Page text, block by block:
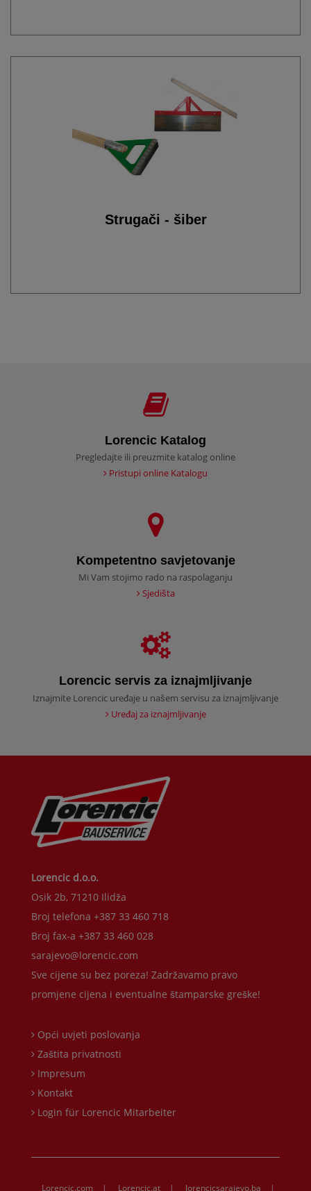
Strugači - šiber
Lorencic Katalog
Pregledajte ili preuzmite katalog online
Pristupi online Katalogu
Kompetentno savjetovanje
Mi Vam stojimo rado na raspolaganju
Sjedišta
Lorencic servis za iznajmljivanje
Iznajmite Lorencic uređaje u našem servisu za iznajmljivanje
Uređaj za iznajmljivanje
Lorencic d.o.o.
Osik 2b, 71210 Ilidža
Broj telefona +387 33 460 718
Broj fax-a +387 33 460 028
sarajevo@lorencic.com
Sve cijene su bez poreza! Zadržavamo pravo
promjene cijena i eventualne štamparske greške!
Opći uvjeti poslovanja
Zaštita privatnosti
Impresum
Kontakt
Login für Lorencic Mitarbeiter
Lorencic.com | Lorencic.at | lorencicsarajevo.ba |